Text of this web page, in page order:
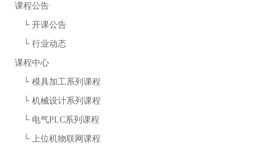
课程公告
└ 开课公告
└ 行业动态
课程中心
└ 模具加工系列课程
└ 机械设计系列课程
└ 电气PLC系列课程
└ 上位机物联网课程